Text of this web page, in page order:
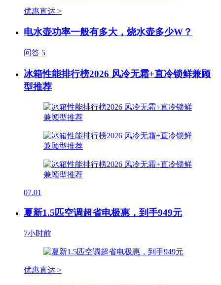
优惠直达 >
电水壶功率一般有多大，烧水壶多少W？
问答 5
冰箱性能排行榜2026 风冷无霜+直冷锁鲜兼顾
型推荐
07.01
夏新1.5匹空调超省电极惠，到手949元
7小时前
优惠直达 >